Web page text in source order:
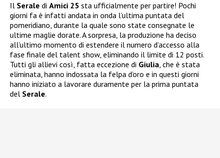
Il Serale di Amici 25 sta ufficialmente per partire! Pochi
giorni fa è infatti andata in onda l’ultima puntata del
pomeridiano, durante la quale sono state consegnate le
ultime maglie dorate. A sorpresa, la produzione ha deciso
all’ultimo momento di estendere il numero d’accesso alla
fase finale del talent show, eliminando il limite di 12 posti.
Tutti gli allievi così, fatta eccezione di Giulia, che è stata
eliminata, hanno indossata la felpa d’oro e in questi giorni
hanno iniziato a lavorare duramente per la prima puntata
del Serale.